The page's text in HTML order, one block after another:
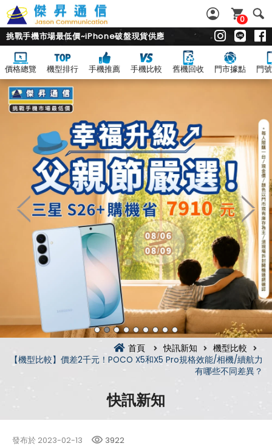
0
挑戰手機市場最低價~iPhone破盤現貨供應
價格總覽 機型排行 手機推薦 手機比較 舊機回收 門市據點 門
首頁 快訊新知
機型比較
【機型比較】價差2千元！POCO X5和X5 Pro規格效能/相機/續航力
有哪些不同差異？
快訊新知
發布於 2023-02-13 3922